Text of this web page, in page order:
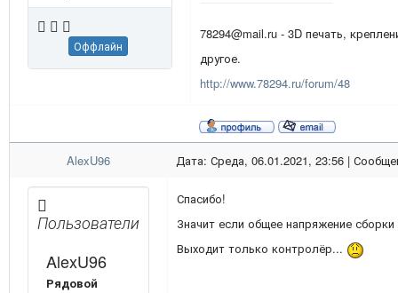
Оффлайн
78294@mail.ru - 3D печать,
другое.
http://www.78294.ru/forum/48
AlexU96 Дата: Среда, 06.01.2021, 23:56 |
Пользователи
AlexU96
Рядовой
Спасибо!
Значит если общее напряжение
Выходит только контролёр...